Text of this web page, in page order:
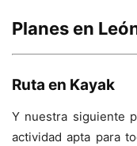
Planes en
Ruta en Kayak
Y nuestra siguiente
actividad apta para